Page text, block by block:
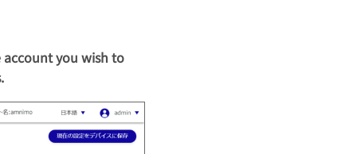
you wish to